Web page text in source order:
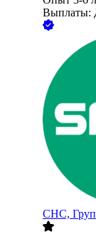
Выплаты:
СНС,